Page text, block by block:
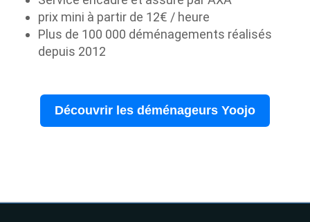
prix mini à partir de 12€ / heure
Plus de 100 000 déménagements réalisés
depuis 2012
Découvrir les déménageurs Yoojo